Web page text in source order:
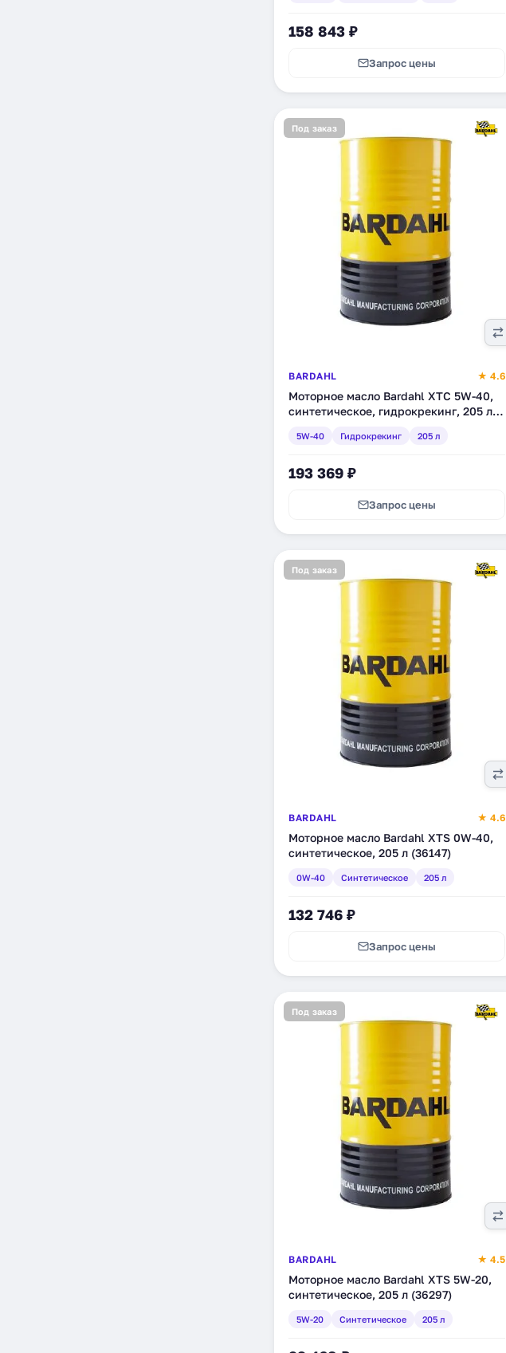
158 843 ₽
Запрос цены
Под заказ
BARDAHL ★ 4.6
Моторное масло Bardahl XTC 5W-40,
синтетическое, гидрокрекинг, 205 л
5W-40 Гидрокрекинг 205 л
193 369 ₽
Запрос цены
Под заказ
BARDAHL ★ 4.6
Моторное масло Bardahl XTS 0W-40,
синтетическое, 205 л (36147)
0W-40 Синтетическое 205 л
132 746 ₽
Запрос цены
Под заказ
BARDAHL ★ 4.5
Моторное масло Bardahl XTS 5W-20,
синтетическое, 205 л (36297)
5W-20 Синтетическое 205 л